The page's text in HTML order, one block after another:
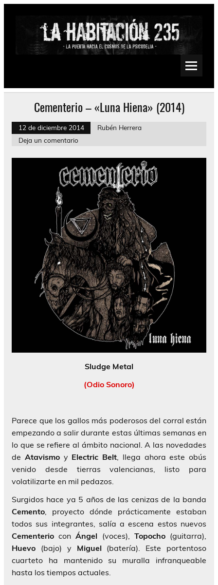
Saltar
Psychedelic, Stoner, Doom, Sludge, Fuzz, Space, Drone
Cementerio – «Luna Hiena» (2014)
12 de diciembre 2014
Rubén Herrera
Deja un comentario
Sludge Metal
(Odio Sonoro)
Parece que los gallos más poderosos del corral están
empezando a salir durante estas últimas semanas en
lo que se refiere al ámbito nacional. A las novedades
de Atavismoy Electric Belt, llega ahora este obús
venido desde tierras valencianas, listo para
volatilizarte en mil pedazos.
Surgidos hace ya 5 años de las cenizas de la banda
Cemento, proyecto dónde prácticamente estaban
todos sus integrantes, salía a escena estos nuevos
Cementerio conÁngel (voces), Topocho(guitarra),
Huevo (bajo) y Miguel (batería). Este portentoso
cuarteto ha mantenido su muralla infranqueable
hasta los tiempos actuales.